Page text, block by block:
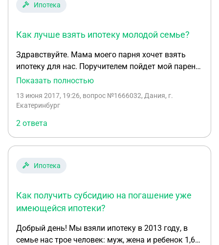
Ипотека
Как лучше взять ипотеку молодой семье?
Здравствуйте. Мама моего парня хочет взять
ипотеку для нас. Поручителем пойдет мой парень.
Мне не дадут ипотеку т.к. мало трудового стажа.
расстанемся. Как лучше сделать заключить брак
ипотеку проще брать?
Показать полностью
13 июня 2017, 19:26, вопрос №1666032, Дания, г.
Екатеринбург
2 ответа
Ипотека
Как получить субсидию на погашение уже
имеющейся ипотеки?
Добрый день! Мы взяли ипотеку в 2013 году, в
семье нас трое человек: муж, жена и ребенок 1,6